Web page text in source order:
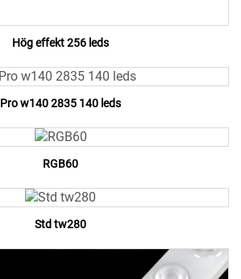
Hög effekt 256 leds
Pro w140 2835 140 leds
RGB60
Std tw280